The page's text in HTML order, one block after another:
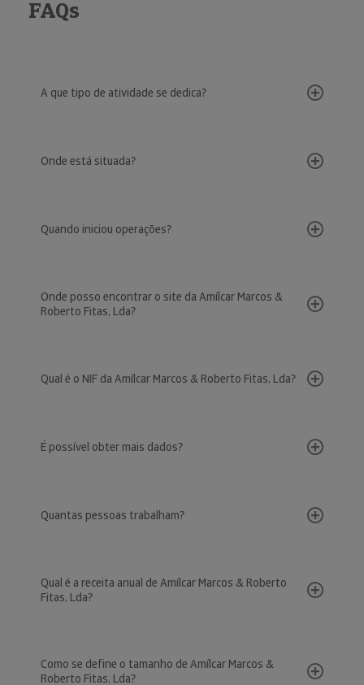
FAQs
A que tipo de atividade se dedica?
Onde está situada?
Quando iniciou operações?
Onde posso encontrar o site da Amílcar Marcos &
Roberto Fitas, Lda?
Qual é o NIF da Amílcar Marcos & Roberto Fitas, Lda?
É possível obter mais dados?
Quantas pessoas trabalham?
Qual é a receita anual de Amílcar Marcos & Roberto
Fitas, Lda?
Como se define o tamanho de Amílcar Marcos &
Roberto Fitas, Lda?